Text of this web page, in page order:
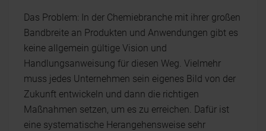
Das Problem: In der Chemiebranche mit ihrer großen
Bandbreite an Produkten und Anwendungen gibt es
keine allgemein gültige Vision und
Handlungsanweisung für diesen Weg. Vielmehr
muss jedes Unternehmen sein eigenes Bild von der
Zukunft entwickeln und dann die richtigen
Maßnahmen setzen, um es zu erreichen. Dafür ist
eine systematische Herangehensweise sehr